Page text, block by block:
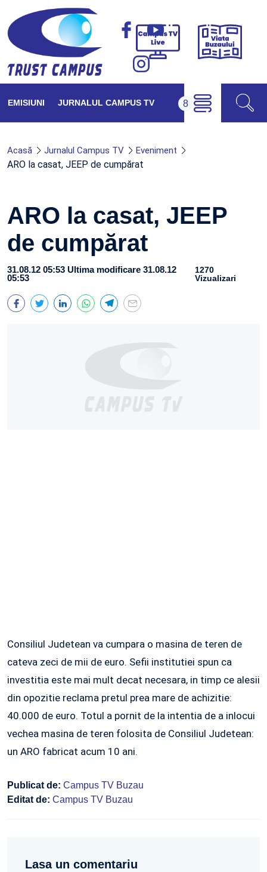
Campus
Viața
EMISIUNI JURNALUL CAMPUS TV
Acasă Jurnalul Campus TV Eveniment
ARO la casat, JEEP de cumpărat
ARO la casat, JEEP
de cumpărat
31.08.12 05:53 Ultima modificare 31.08.12
05:53
1270
Vizualizari
Consiliul Judetean va cumpara o masina de teren de
cateva zeci de mii de euro. Sefii institutiei spun ca
investitia este mai mult decat necesara, in timp ce alesii
din opozitie reclama pretul prea mare de achizitie:
40.000 de euro. Totul a pornit de la intentia de a inlocui
vechea masina de teren folosita de Consiliul Judetean:
un ARO fabricat acum 10 ani.
Publicat de: Campus TV Buzau
Editat de: Campus TV Buzau
Lasa un comentariu